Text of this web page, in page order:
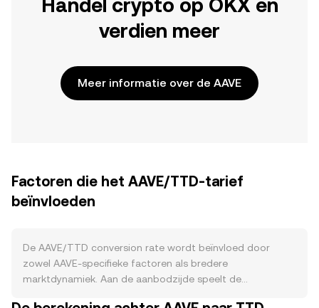
Handel crypto op OKX en
verdien meer
Meer informatie over de AAVE
Factoren die het AAVE/TTD-tarief
beïnvloeden
De AAVE/TTD conversion rate wordt beïnvloed door
zowel AAVE-specifieke factoren als bredere
marktdynamiek. Aan de aanbodzijde speelt de